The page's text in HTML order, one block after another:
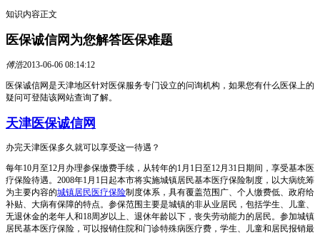
知识内容正文
医保诚信网为您解答医保难题
傅浩2013-06-06 08:14:12
医保诚信网是天津地区针对医保服务专门设立的问询机构，如果您有什么医保上的
疑问可登陆该网站查询了解。
天津医保诚信网
办完天津医保多久就可以享受这一待遇？
每年10月至12月办理参保缴费手续，从转年的1月1日至12月31日期间，享受基本医
疗保险待遇。2008年1月1日起本市将实施城镇居民基本医疗保险制度，以大病统筹
为主要内容的城镇居民医疗保险制度体系，具有覆盖范围广、个人缴费低、政府给
补贴、大病有保障的特点。参保范围主要是城镇的非从业居民，包括学生、儿童、
无退休金的老年人和18周岁以上、退休年龄以下，丧失劳动能力的居民。参加城镇
居民基本医疗保险，可以报销住院和门诊特殊病医疗费，学生、儿童和居民报销最